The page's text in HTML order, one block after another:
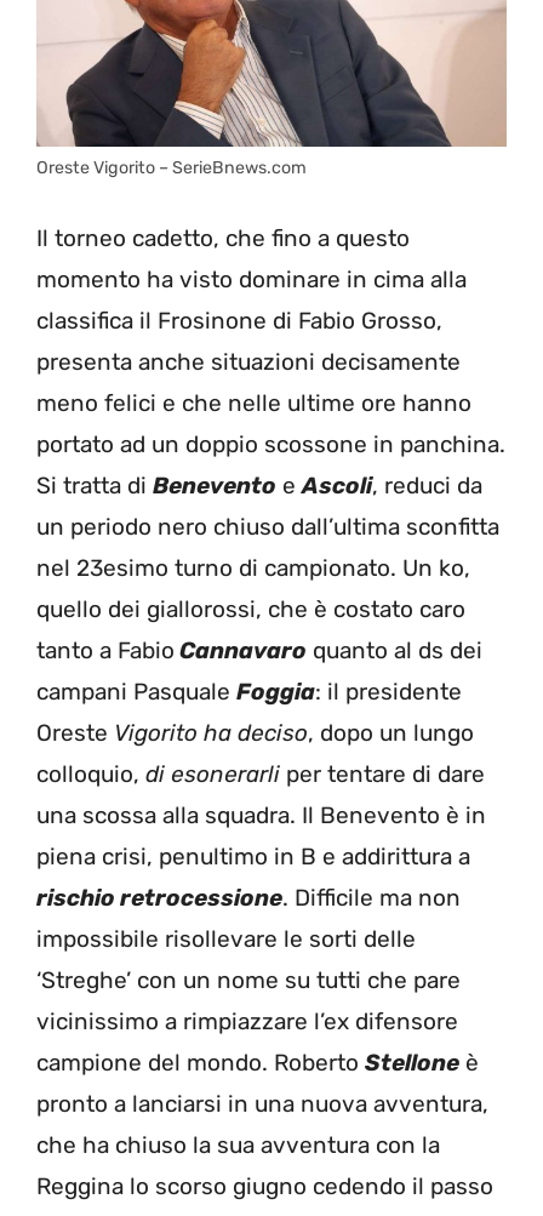
Oreste Vigorito – SerieBnews.com
Il torneo cadetto, che fino a questo
momento ha visto dominare in cima alla
classifica il Frosinone di Fabio Grosso,
presenta anche situazioni decisamente
meno felici e che nelle ultime ore hanno
portato ad un doppio scossone in panchina.
Si tratta di Benevento eAscoli, reduci da
un periodo nero chiuso dall’ultima sconfitta
nel 23esimo turno di campionato. Un ko,
quello dei giallorossi, che è costato caro
tanto a Fabio Cannavaro quanto al ds dei
campani Pasquale Foggia: il presidente
Oreste Vigorito ha deciso, dopo un lungo
colloquio, di esonerarli per tentare di dare
una scossa alla squadra. Il Benevento è in
piena crisi, penultimo in B e addirittura a
rischio retrocessione. Difficile ma non
impossibile risollevare le sorti delle
‘Streghe’ con un nome su tutti che pare
vicinissimo a rimpiazzare l’ex difensore
campione del mondo. Roberto Stellone è
pronto a lanciarsi in una nuova avventura,
che ha chiuso la sua avventura con la
Reggina lo scorso giugno cedendo il passo